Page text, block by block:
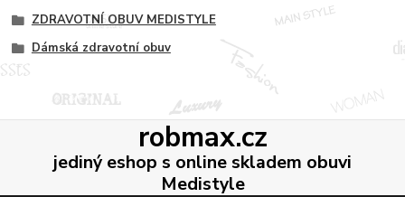
ZDRAVOTNÍ OBUV MEDISTYLE
Dámská zdravotní obuv
robmax.cz
jediný eshop s online skladem obuvi
Medistyle